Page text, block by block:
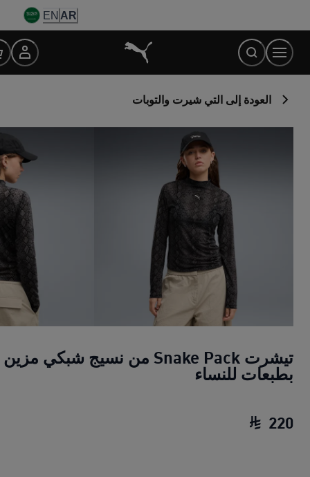
Content
AR
EN
العودة إلى التي شيرت والتوبات
تيشرت Snake Pack من نسيج شبكي مزين
بطبعات للنساء
220